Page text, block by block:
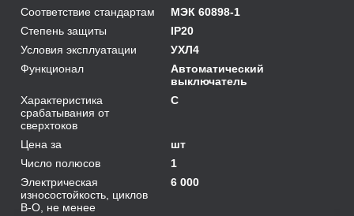
Соответствие стандартам
МЭК 60898-1
Степень защиты
IP20
Условия эксплуатации
УХЛ4
Функционал
Автоматический
выключатель
Характеристика
срабатывания от
сверхтоков
C
Цена за
шт
Число полюсов
1
Электрическая
износостойкость, циклов
В-О, не менее
6 000